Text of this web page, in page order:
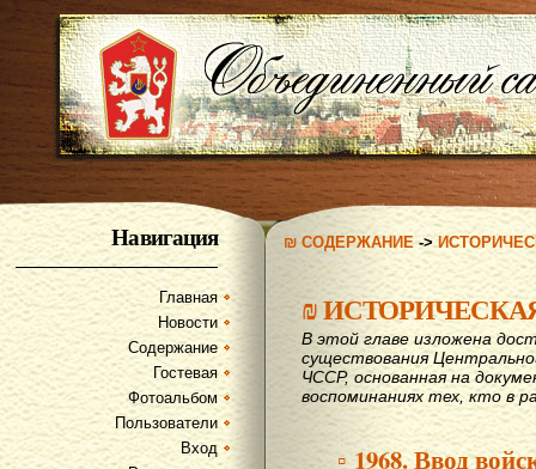
Навигация
Главная
Новости
Содержание
Гостевая
Фотоальбом
Пользователи
Вход
₪ СОДЕРЖАНИЕ->
₪
В этой главе изложена
существования
ЧССР, основанная на
воспоминаниях тех, кто в
▫ 1968. Ввод